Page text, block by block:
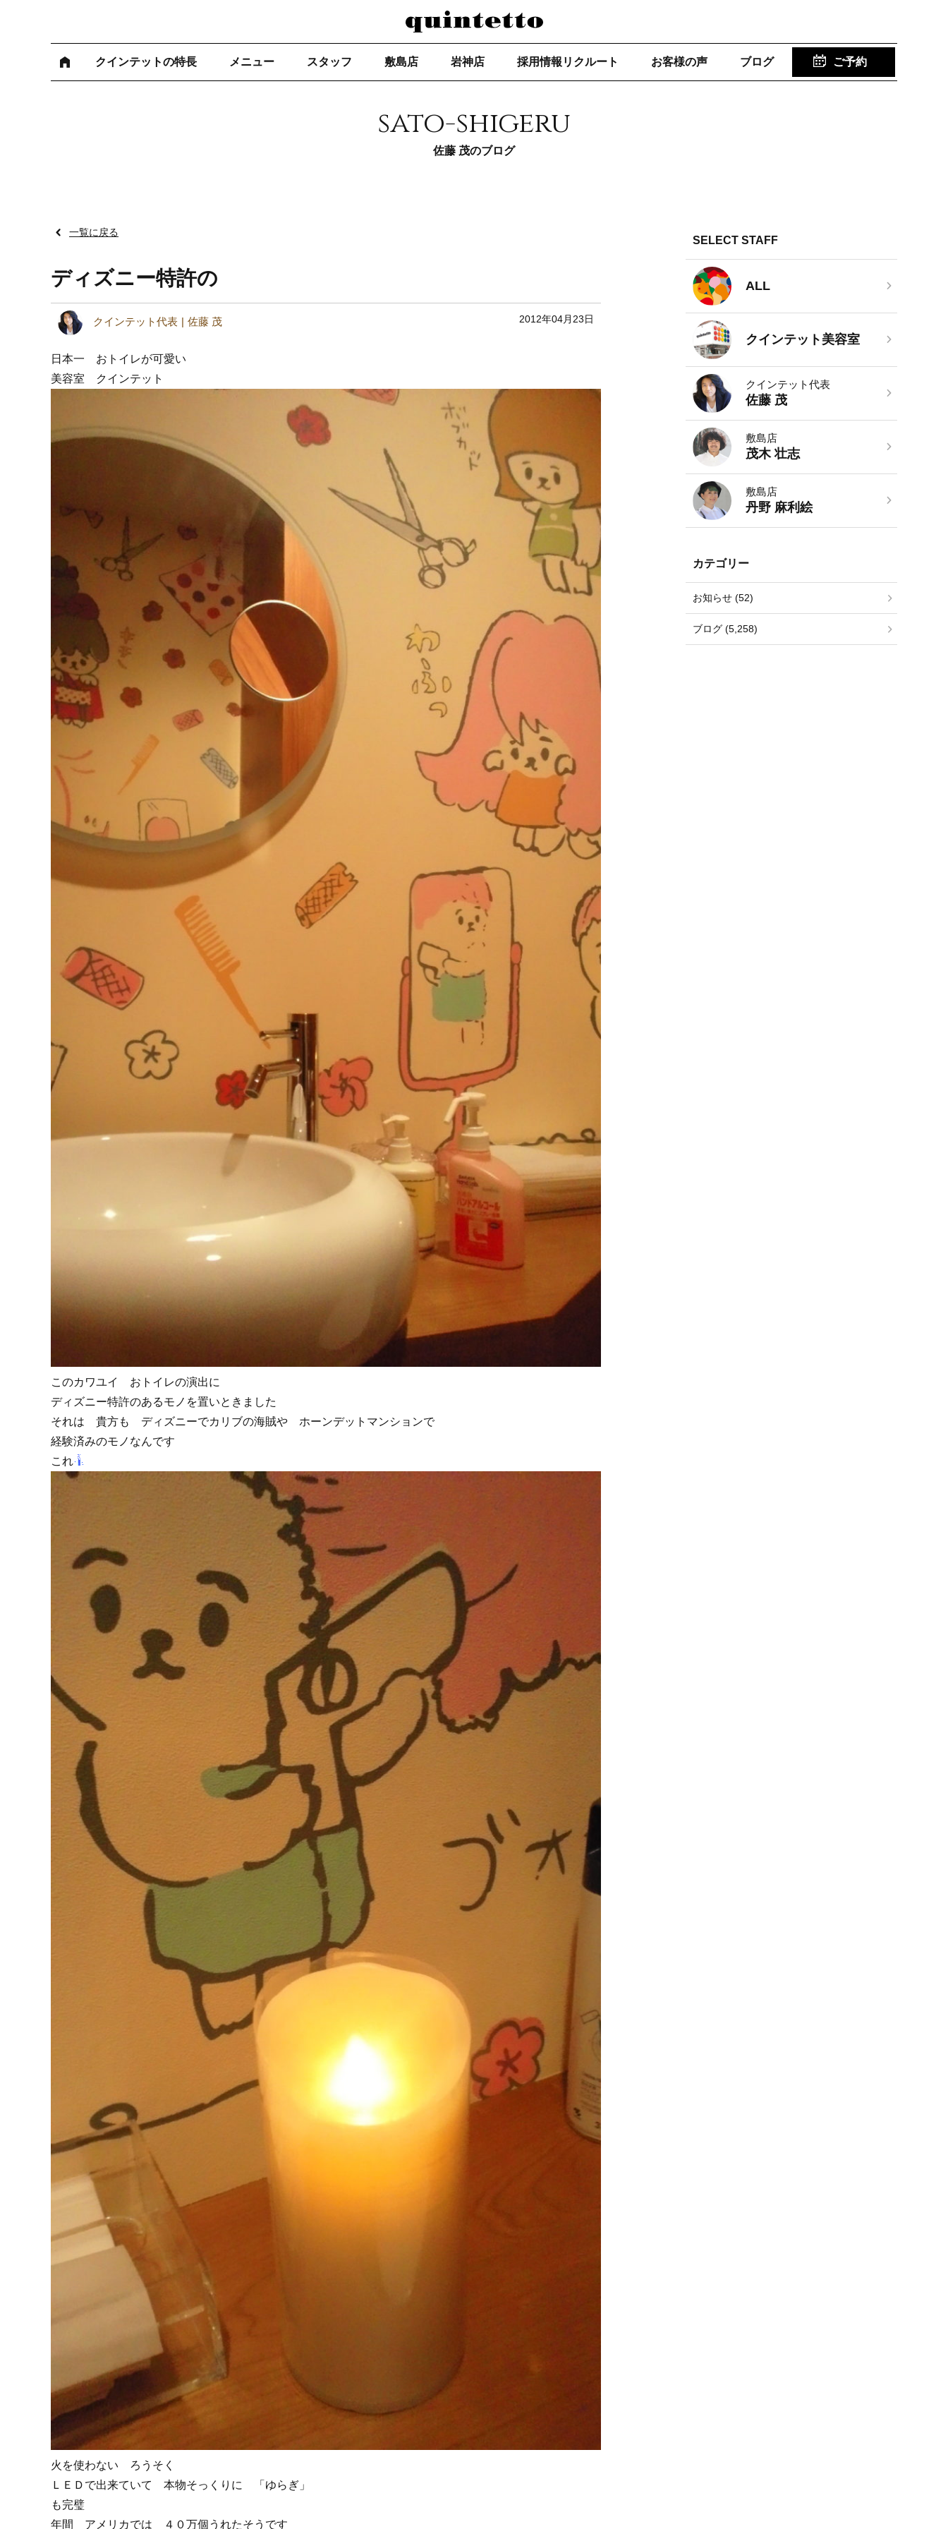
クインテットの特長 メニュー スタッフ 敷島店 岩神店 採用情報リクルート お客様の声 ブログ ご予約
sato-shigeru
佐藤 茂のブログ
一覧に戻る
ディズニー特許の
クインテット代表 佐藤 茂 2012年04月23日
日本一 おトイレが可愛い
美容室 クインテット
このカワユイ おトイレの演出に
ディズニー特許のあるモノを置いときました
それは 貴方も ディズニーでカリブの海賊や ホーンデットマンションで
経験済みのモノなんです
これ
火を使わない ろうそく
ＬＥＤで出来ていて 本物そっくりに 「ゆらぎ」
も完璧
年間 アメリカでは ４０万個うれたそうです
SELECT STAFF
ALL
クインテット美容室
クインテット代表
佐藤 茂
敷島店
茂木 壮志
敷島店
丹野 麻利絵
カテゴリー
お知らせ (52)
ブログ (5,258)